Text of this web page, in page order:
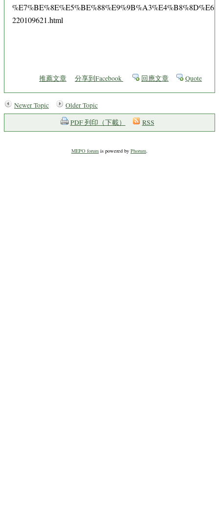
220109621.html
推薦文章 分享到Facebook 回應文章 Quote
Newer Topic
Older Topic
PDF 列印（下載）
RSS
MEPO forum is powered by Phorum.